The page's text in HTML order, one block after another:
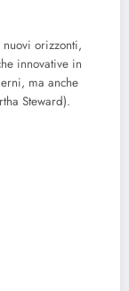
orizzonti,
innovative in
ma anche
Steward).